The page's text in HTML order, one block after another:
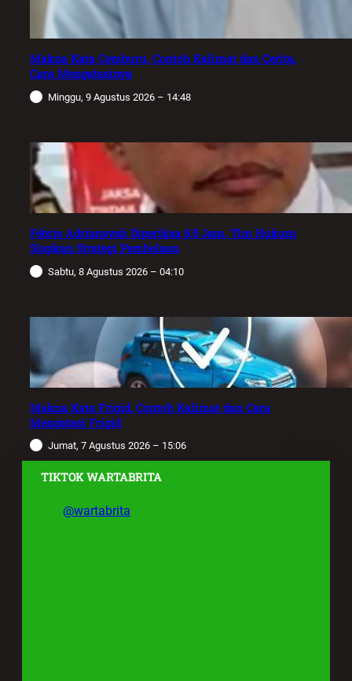
Makna Kata Cemburu, Contoh Kalimat dan Cerita,
Cara Mengatasinya
Minggu, 9 Agustus 2026 – 14:48
Febrie Adriansyah Diperiksa 8,5 Jam, Tim Hukum
Siapkan Strategi Pembelaan
Sabtu, 8 Agustus 2026 – 04:10
Makna Kata Frigid, Contoh Kalimat dan Cara
Mengatasi Frigid
Jumat, 7 Agustus 2026 – 15:06
TIKTOK WARTABRITA
@wartabrita